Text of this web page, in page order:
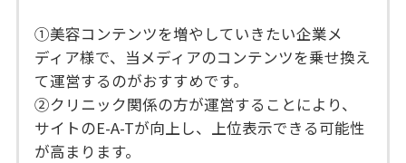
①美容コンテンツを増やしていきたい企業メ
ディア様で、当メディアのコンテンツを乗せ換え
て運営するのがおすすめです。
②クリニック関係の方が運営することにより、
サイトのE-A-Tが向上し、上位表示できる可能性
が高まります。